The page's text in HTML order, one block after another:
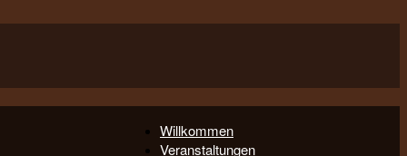
Willkommen
Veranstaltungen